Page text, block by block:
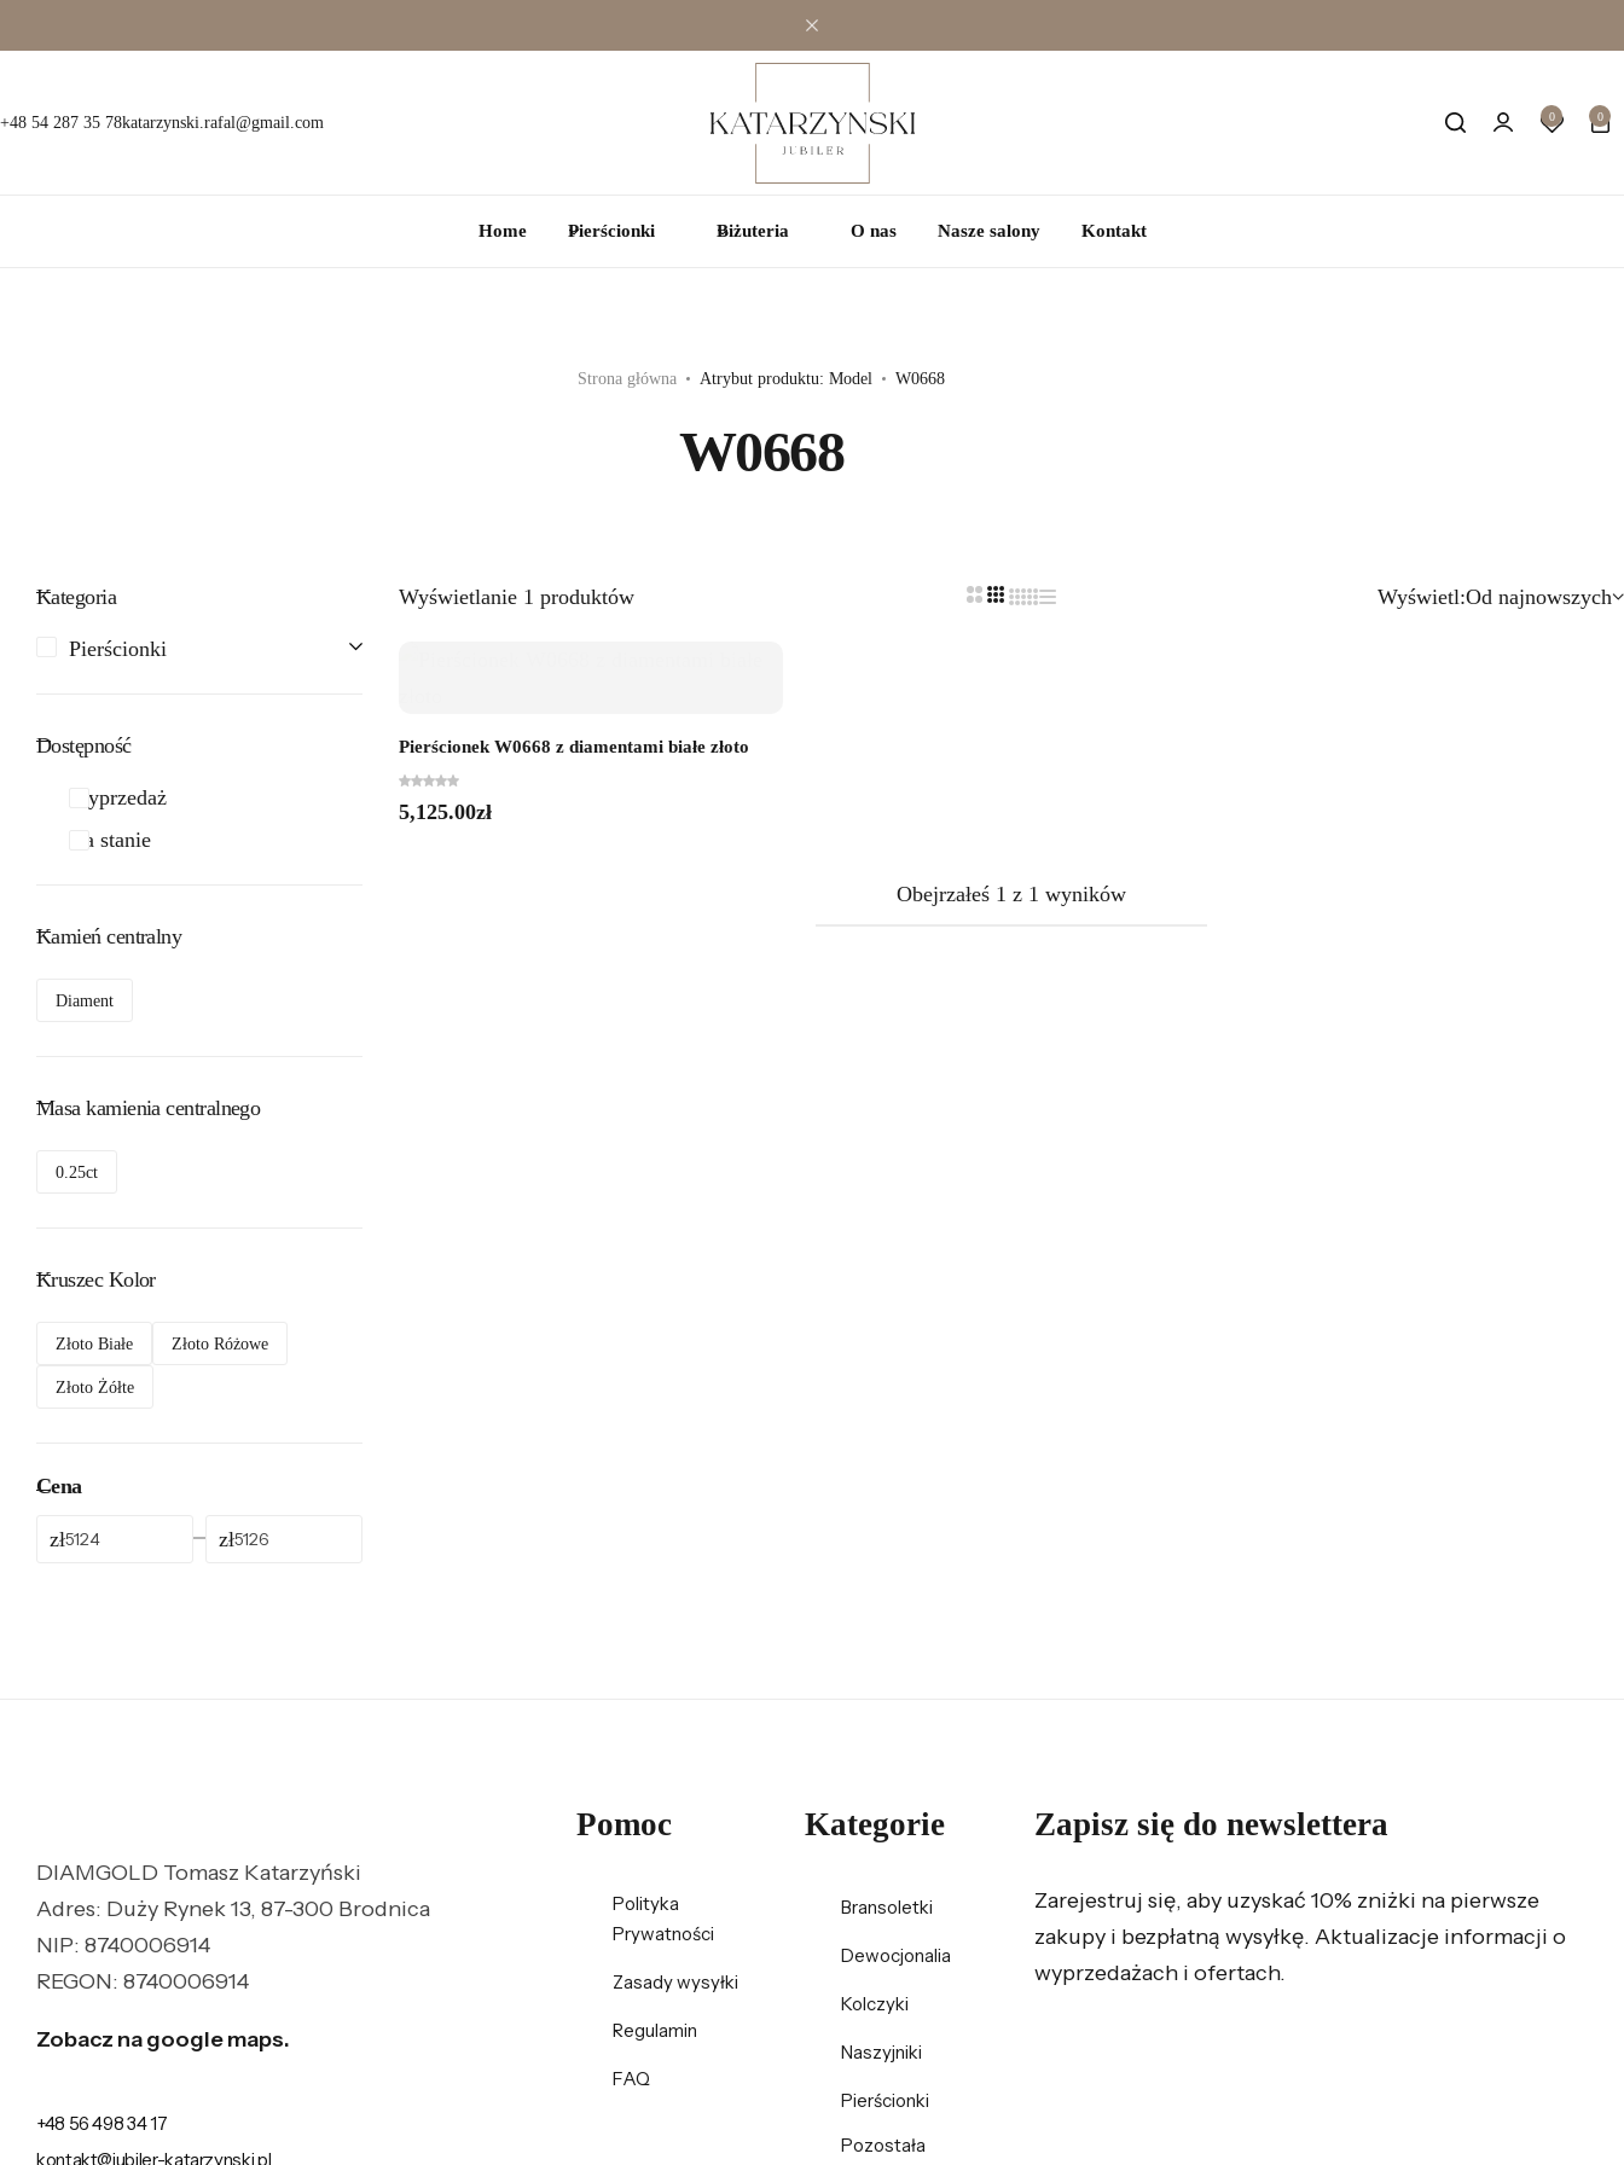
+48 54 287 35 78katarzynski.rafal@gmail.com 0 0
Home Pierścionki Biżuteria O nas Nasze salony Kontakt
Strona główna Atrybut produktu: Model W0668
W0668
Wyświetlanie 1 produktów Wyświetl:Od najnowszych
Pierścionek W0668 z diamentami białe złoto
5,125.00zł
Obejrzałeś 1 z 1 wyników
Kategoria
Pierścionki
Dostępność
Wyprzedaż
Na stanie
Kamień centralny
Diament
Masa kamienia centralnego
0.25ct
Kruszec Kolor
Złoto Białe Złoto Różowe
Złoto Żółte
Cena
zł zł
DIAMGOLD Tomasz Katarzyński
Adres: Duży Rynek 13, 87-300 Brodnica
NIP: 8740006914
REGON: 8740006914
Zobacz na google maps.
+48 56 498 34 17
kontakt@jubiler-katarzynski.pl
Pomoc
Polityka
Prywatności
Zasady wysyłki
Regulamin
FAQ
Kategorie
Bransoletki
Dewocjonalia
Kolczyki
Naszyjniki
Pierścionki
Pozostała
Zapisz się do newslettera
Zarejestruj się, aby uzyskać 10% zniżki na pierwsze
zakupy i bezpłatną wysyłkę. Aktualizacje informacji o
wyprzedażach i ofertach.